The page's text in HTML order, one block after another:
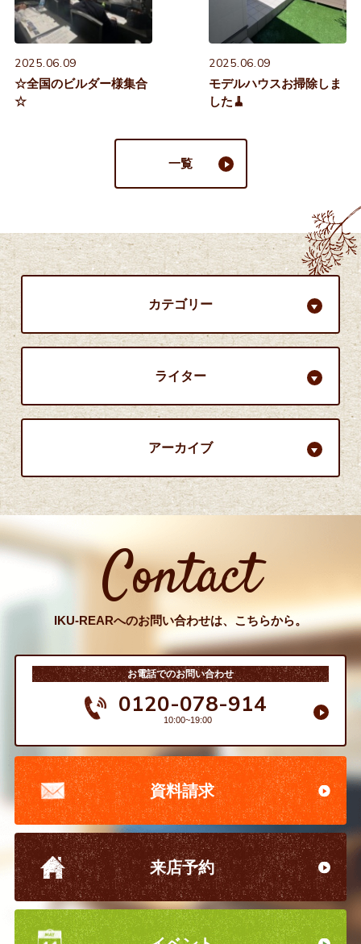
2025.06.09
☆全国のビルダー様集合
☆
2025.06.09
モデルハウスお掃除しま
した🧹
一覧
カテゴリー
ライター
アーカイブ
Contact
IKU-REARへのお問い合わせは、こちらから。
お電話でのお問い合わせ
0120-078-914
10:00~19:00
資料請求
来店予約